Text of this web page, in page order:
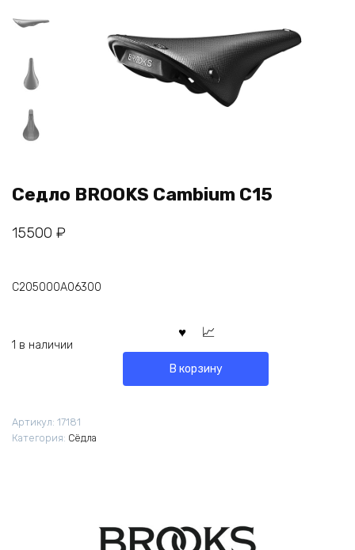
Седло BROOKS Cambium C15
15500 ₽
C205000A06300
1 в наличии
В корзину
Артикул: 17181
Категория: Сёдла